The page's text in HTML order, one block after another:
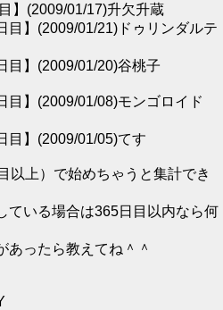
(2009/01/17)升欠升蔵
(2009/01/21)ドゥリンダルテ
】(2009/01/20)谷桃子
(2009/01/08)モンゴロイド
】(2009/01/05)てす
以上）で始めちゃうと集計でき
いる場合は365日目以内なら何
あったら教えてね＾＾